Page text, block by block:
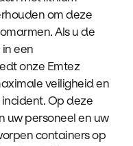
om deze
Als u de
een
onze Emtez
veiligheid en
Op deze
uw personeel en uw
containers op